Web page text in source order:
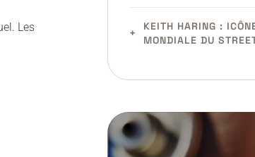
Les
KEITH HARING :
MONDIALE DU